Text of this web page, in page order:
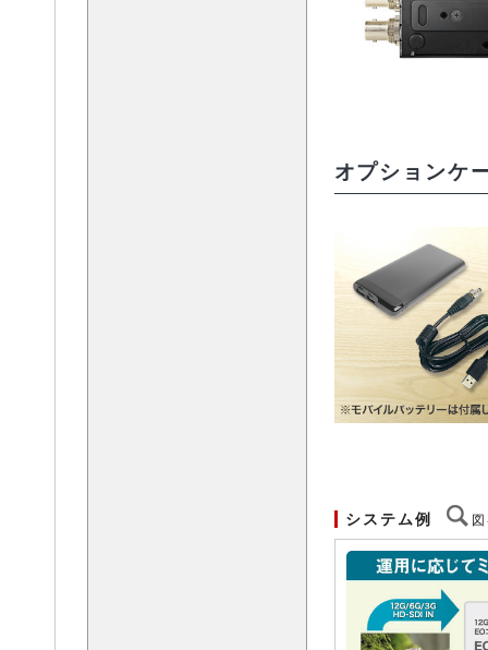
オプションケ
システム例